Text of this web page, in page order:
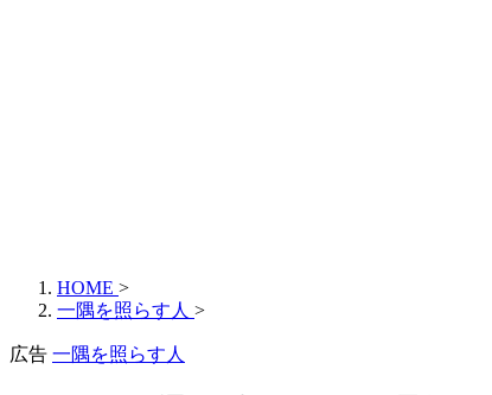
HOME >
一隅を照らす人 >
広告 一隅を照らす人